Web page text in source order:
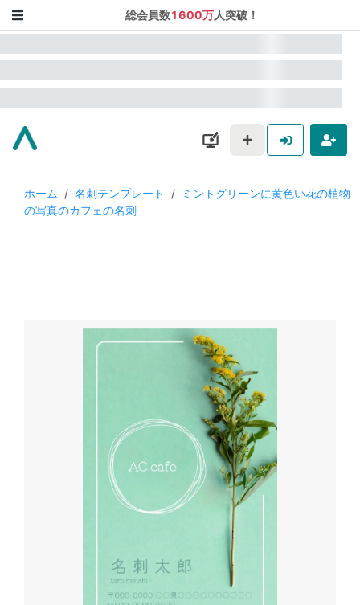
総会員数1600万人突破！
ホーム / 名刺テンプレート /
ミントグリーンに黄色い花の植物
の写真のカフェの名刺